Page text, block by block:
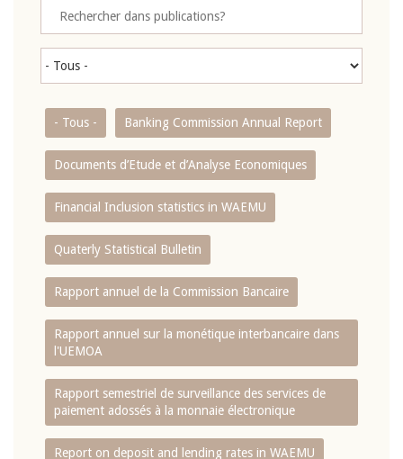
- Tous - Banking Commission Annual Report
Documents d’Etude et d’Analyse Economiques
Financial Inclusion statistics in WAEMU
Quaterly Statistical Bulletin
Rapport annuel de la Commission Bancaire
Rapport annuel sur la monétique interbancaire dans
l'UEMOA
Rapport semestriel de surveillance des services de
paiement adossés à la monnaie électronique
Report on deposit and lending rates in WAEMU